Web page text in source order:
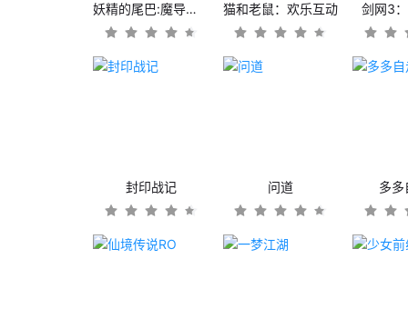
妖精的尾巴:魔导少年 猫和老鼠：欢乐互动 剑网3
封印战记 问道 多多